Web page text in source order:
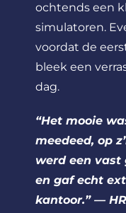
ochtends een
simulatoren.
voordat de
bleek een
dag.
“Het mooie
meedeed, op
werd een vast
en gaf echt
kantoor.” —